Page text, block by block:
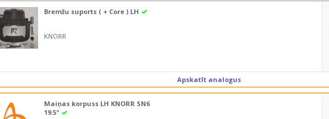
Bremžu suports ( + Core ) LH
KNORR
Apskatīt analogus
Maiņas korpuss LH KNORR SN6
19.5"